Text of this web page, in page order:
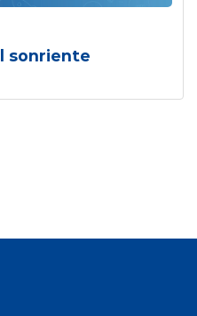
sonriente